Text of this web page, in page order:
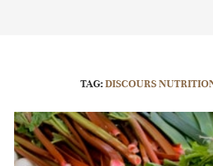
TAG:DISCOURS